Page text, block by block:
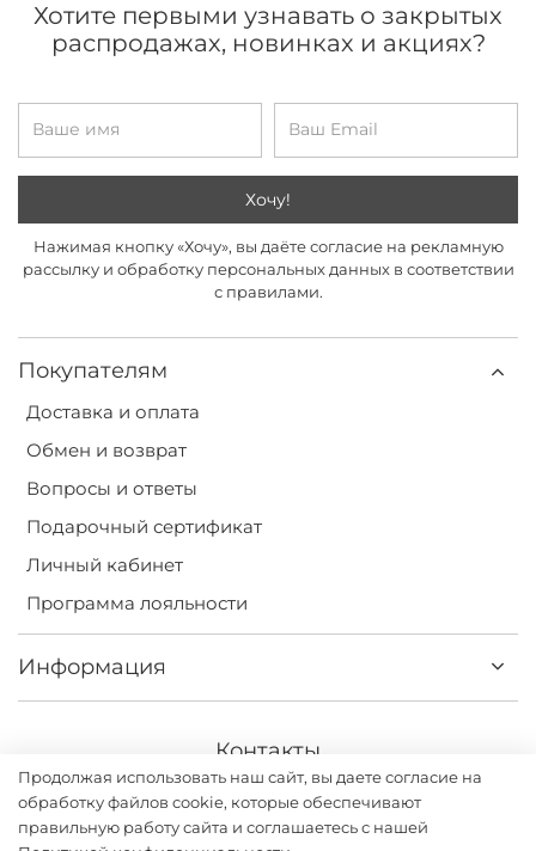
Покупателям
Доставка и оплата
Обмен и возврат
Вопросы и ответы
Подарочный сертификат
Личный кабинет
Программа лояльности
Информация
Хотите первыми узнавать о закрытых
распродажах, новинках и акциях?
Хочу!
Нажимая кнопку «Хочу», вы даёте согласие на рекламную
рассылку и обработку персональных данных в соответствии
с правилами.
Контакты
+7(499) 113-31-75
Продолжая использовать наш сайт, вы даете согласие на
обработку файлов cookie, которые обеспечивают
правильную работу сайта и соглашаетесь с нашей